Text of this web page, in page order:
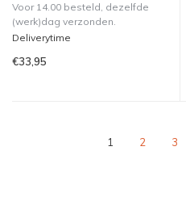
Voor 14.00 besteld, dezelfde
(werk)dag verzonden.
Deliverytime
€33,95
1 2 3